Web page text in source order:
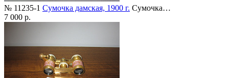
№ 11235-1 Сумочка дамская, 1900 г. Сумочка…
7 000 р.